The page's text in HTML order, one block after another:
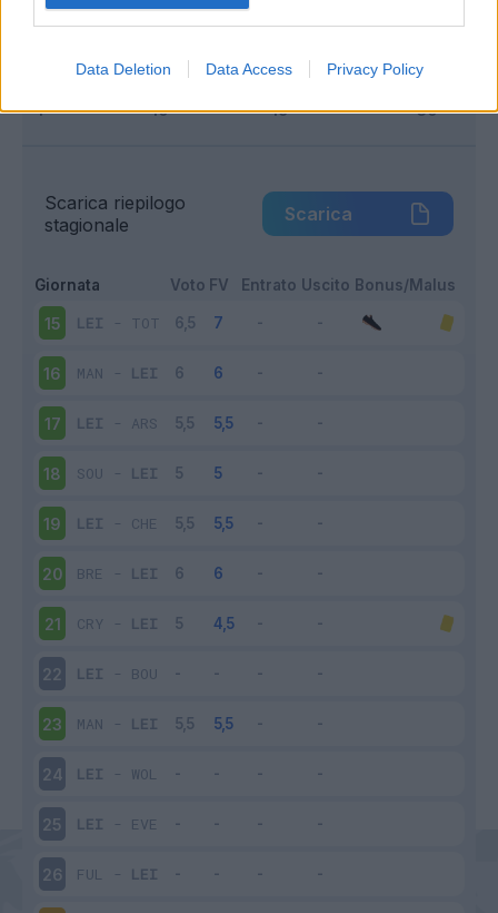
Data Deletion Data Access Privacy Policy
Scarica riepilogo
stagionale
Scarica
Giornata Voto FV Entrato Uscito Bonus/Malus
15 LEI - TOT
16 MAN - LEI
17 LEI - ARS
18 SOU - LEI
19 LEI - CHE
20 BRE - LEI
21 CRY - LEI
22 LEI - BOU
23 MAN - LEI
24 LEI - WOL
25 LEI - EVE
26 FUL - LEI